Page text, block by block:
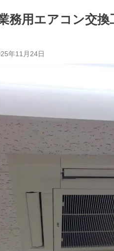
務用エアコン交
年11月24日